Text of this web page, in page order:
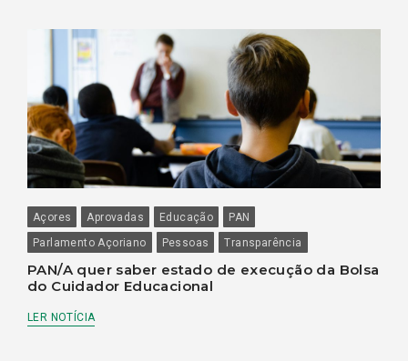
Açores Aprovadas Educação
PAN
Parlamento Açoriano
Pessoas Transparência
PAN/A quer saber estado de execução da Bolsa
do Cuidador Educacional
LER NOTÍCIA